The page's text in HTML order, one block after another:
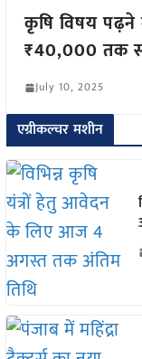
कृषि विषय पढ़ने
₹40,000 तक
July 10, 2025
एग्रीकल्चर मशीन